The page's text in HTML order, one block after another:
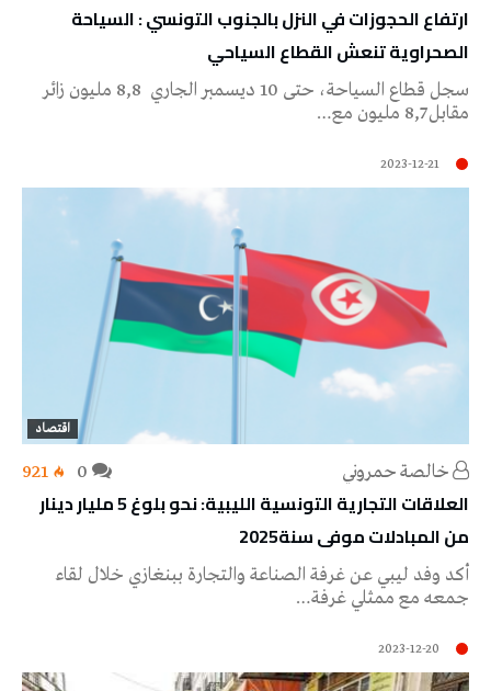
ارتفاع الحجوزات في النزل بالجنوب التونسي : السياحة
الصحراوية تنعش القطاع السياحي
سجل قطاع السياحة، حتى 10 ديسمبر الجاري 8,8 مليون زائر
مقابل 8,7 مليون مع…
2023-12-21
اقتصاد
خالصة حمروني 921
‬من‭ ‬المبادلات‭ ‬موفى‭ ‬سنة‭ ‬2025
‬جمعه‭ ‬مع‭ ‬ممثلي‭ ‬غرفة‭…
2023-12-20